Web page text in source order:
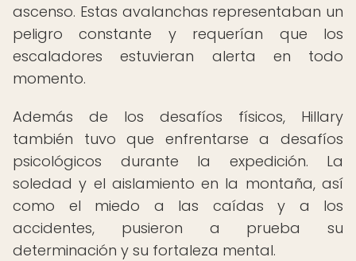
ascenso. Estas avalanchas representaban un
peligro constante y requerían que los
escaladores estuvieran alerta en todo
momento.
Además de los desafíos físicos, Hillary
también tuvo que enfrentarse a desafíos
psicológicos durante la expedición. La
soledad y el aislamiento en la montaña, así
como el miedo a las caídas y a los
accidentes, pusieron a prueba su
determinación y su fortaleza mental.